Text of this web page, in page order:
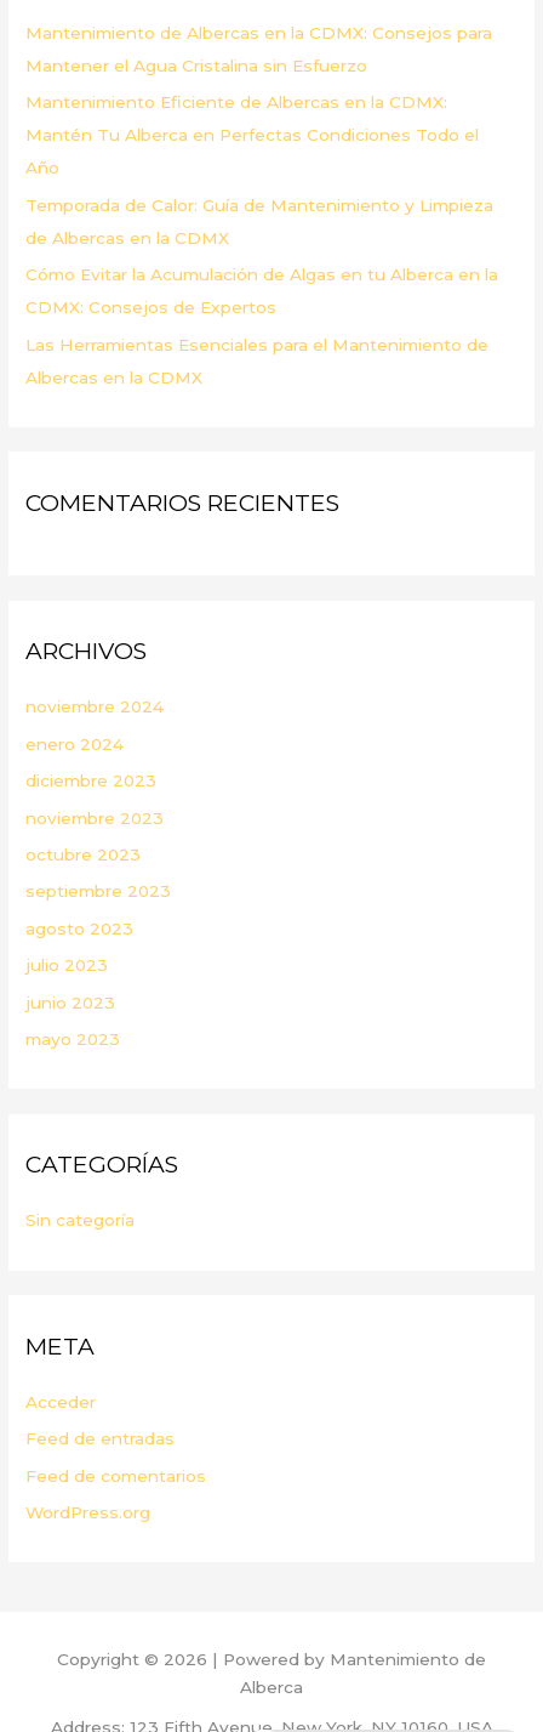
o
r
:
Mantenimiento de Albercas en la CDMX: Consejos para
Mantener el Agua Cristalina sin Esfuerzo
Mantenimiento Eficiente de Albercas en la CDMX:
Mantén Tu Alberca en Perfectas Condiciones Todo el
Año
Temporada de Calor: Guía de Mantenimiento y Limpieza
de Albercas en la CDMX
Cómo Evitar la Acumulación de Algas en tu Alberca en la
CDMX: Consejos de Expertos
Las Herramientas Esenciales para el Mantenimiento de
Albercas en la CDMX
COMENTARIOS RECIENTES
ARCHIVOS
noviembre 2024
enero 2024
diciembre 2023
noviembre 2023
octubre 2023
septiembre 2023
agosto 2023
julio 2023
junio 2023
mayo 2023
CATEGORÍAS
Sin categoría
META
Acceder
Feed de entradas
Feed de comentarios
WordPress.org
Copyright © 2026 | Powered by Mantenimiento de
Alberca
Address: 123 Fifth Avenue, New York, NY 10160, USA